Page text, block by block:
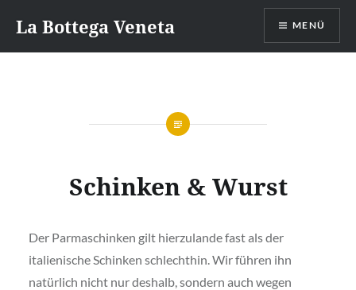
zum
Inhalt
La Bottega Veneta MENÜ
Schinken & Wurst
Der Parmaschinken gilt hierzulande fast als der
italienische Schinken schlechthin. Wir führen ihn
natürlich nicht nur deshalb, sondern auch wegen